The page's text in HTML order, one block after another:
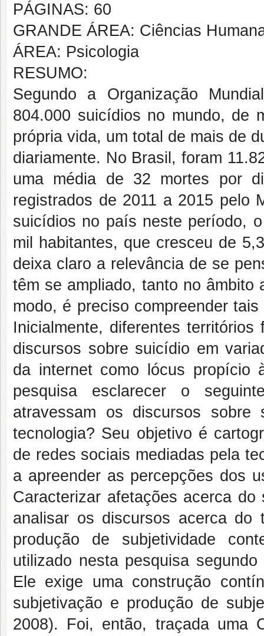
PÁGINAS: 60
GRANDE ÁREA: Ciências
ÁREA: Psicologia
RESUMO:
Segundo a Organização
804.000 suicídios no mundo, de
própria vida, um total de mais de
diariamente. No Brasil, foram
uma média de 32 mortes por
registrados de 2011 a 2015 pelo
suicídios no país neste período,
mil habitantes, que cresceu de
deixa claro a relevância de se
têm se ampliado, tanto no
modo, é preciso compreender
Inicialmente, diferentes
discursos sobre suicídio em
da internet como lócus propício
pesquisa esclarecer o
atravessam os discursos
tecnologia? Seu objetivo é
de redes sociais mediadas pela
a apreender as percepções dos
Caracterizar afetações acerca
analisar os discursos acerca
produção de subjetividade
utilizado nesta pesquisa
Ele exige uma construção
subjetivação e produção de
2008). Foi, então, traçada uma